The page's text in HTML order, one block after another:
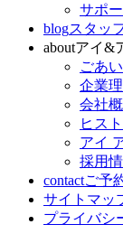
サポ
blogスタッ
aboutアイ&
ごあ
企業
会社
ヒス
アイ
採用
contactご予
サイトマッ
プライバシ